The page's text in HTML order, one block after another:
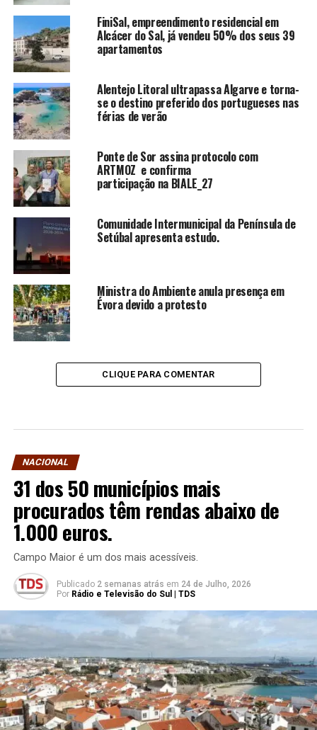
FiniSal, empreendimento residencial em
Alcácer do Sal, já vendeu 50% dos seus 39
apartamentos
Alentejo Litoral ultrapassa Algarve e torna-
se o destino preferido dos portugueses nas
férias de verão
Ponte de Sor assina protocolo com
ARTMOZ e confirma
participação na BIALE_27
Comunidade Intermunicipal da Península de
Setúbal apresenta estudo.
Ministra do Ambiente anula presença em
Évora devido a protesto
CLIQUE PARA COMENTAR
NACIONAL
31 dos 50 municípios mais
procurados têm rendas abaixo de
1.000 euros.
Campo Maior é um dos mais acessíveis.
Publicado 2 semanas atrás em 24 de Julho, 2026
Por Rádio e Televisão do Sul | TDS